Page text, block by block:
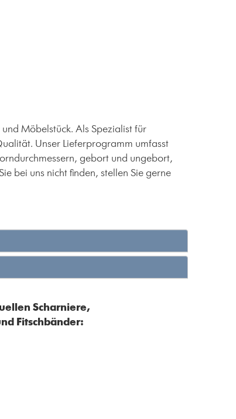
Möbelstück. Als Spezialist für
Unser Lieferprogramm umfasst
gebort und ungebort,
bei uns nicht finden, stellen Sie gerne
Scharniere,
Fitschbänder: